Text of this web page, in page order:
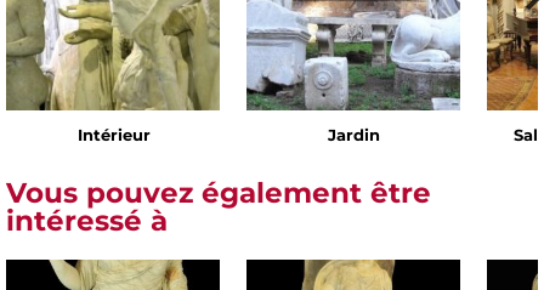
Intérieur Jardin
Vous pouvez également être
intéressé à